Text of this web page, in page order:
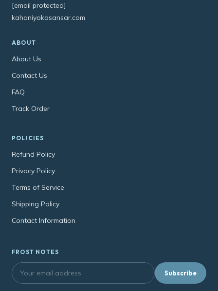
[email protected]
kahaniyokasansar.com
ABOUT
About Us
Contact Us
FAQ
Track Order
POLICIES
Refund Policy
Privacy Policy
Terms of Service
Shipping Policy
Contact Information
FROST NOTES
Subscribe